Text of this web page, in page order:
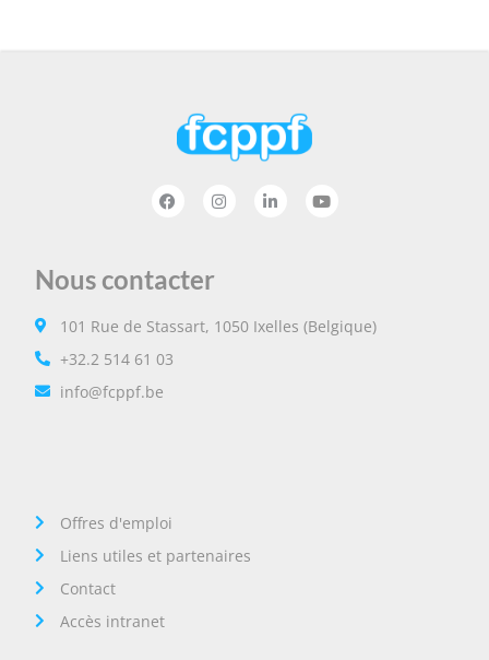
Nous contacter
101 Rue de Stassart, 1050 Ixelles (Belgique)
+32.2 514 61 03
info@fcppf.be
Offres d'emploi
Liens utiles et partenaires
Contact
Accès intranet